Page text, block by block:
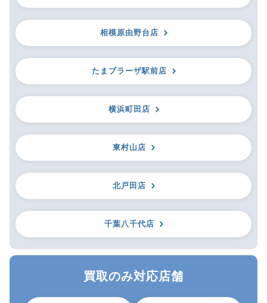
相模原由野台店
たまプラーザ駅前店
横浜町田店
東村山店
北戸田店
千葉八千代店
買取のみ対応店舗